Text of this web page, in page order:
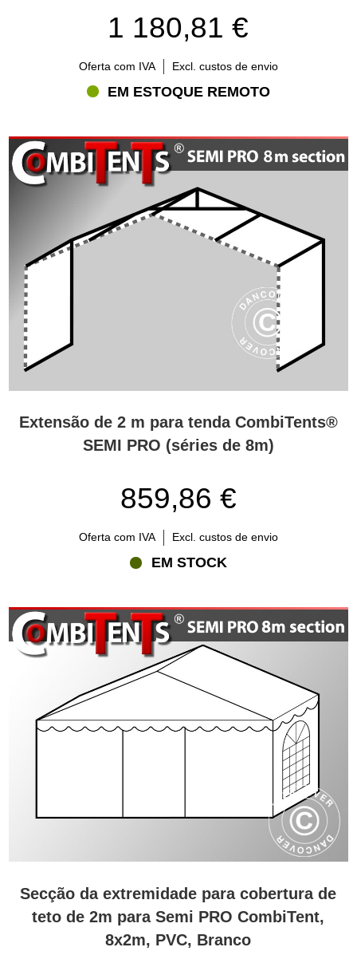
1 180,81 €
Oferta com IVA Excl. custos de envio
EM ESTOQUE REMOTO
Extensão de 2 m para tenda CombiTents®
SEMI PRO (séries de 8m)
859,86 €
Oferta com IVA Excl. custos de envio
EM STOCK
Secção da extremidade para cobertura de
teto de 2m para Semi PRO CombiTent,
8x2m, PVC, Branco